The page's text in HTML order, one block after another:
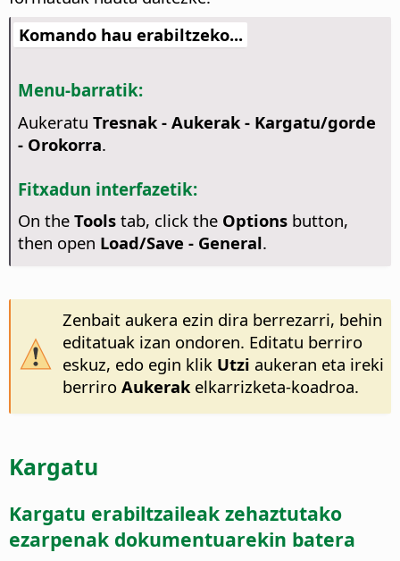
Komando hau erabiltzeko...
Menu-barratik:
Aukeratu Tresnak - Aukerak- Kargatu/gorde
- Orokorra.
Fitxadun interfazetik:
On the Toolstab, click the Optionsbutton,
then open Load/Save - General.
Zenbait aukera ezin dira berrezarri, behin
editatuak izan ondoren. Editatu berriro
eskuz, edo egin klik Utzi aukeran eta ireki
berriro Aukerakelkarrizketa-koadroa.
Kargatu
Kargatu erabiltzaileak zehaztutako
ezarpenak dokumentuarekin batera